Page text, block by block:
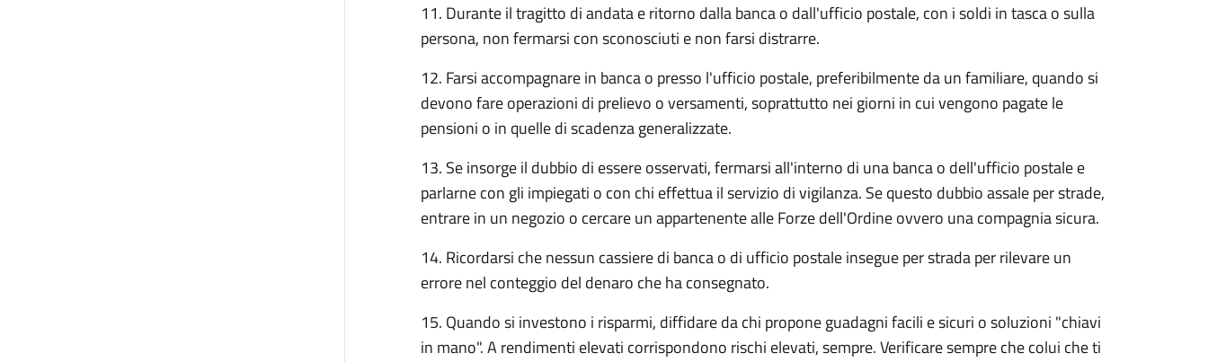
11. Durante il tragitto di andata e ritorno dalla banca o dall'ufficio postale, con i soldi in tasca o sulla
persona, non fermarsi con sconosciuti e non farsi distrarre.
12. Farsi accompagnare in banca o presso l'ufficio postale, preferibilmente da un familiare, quando si
devono fare operazioni di prelievo o versamenti, soprattutto nei giorni in cui vengono pagate le
pensioni o in quelle di scadenza generalizzate.
13. Se insorge il dubbio di essere osservati, fermarsi all'interno di una banca o dell'ufficio postale e
parlarne con gli impiegati o con chi effettua il servizio di vigilanza. Se questo dubbio assale per strade,
entrare in un negozio o cercare un appartenente alle Forze dell'Ordine ovvero una compagnia sicura.
14. Ricordarsi che nessun cassiere di banca o di ufficio postale insegue per strada per rilevare un
errore nel conteggio del denaro che ha consegnato.
15. Quando si investono i risparmi, diffidare da chi propone guadagni facili e sicuri o soluzioni "chiavi
in mano". A rendimenti elevati corrispondono rischi elevati, sempre. Verificare sempre che colui che ti